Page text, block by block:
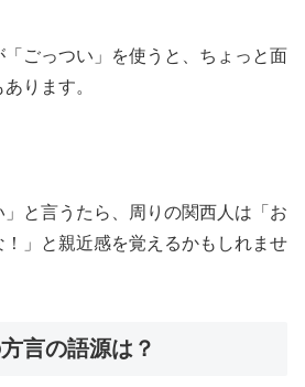
ごっつい」を使うと、ちょっと面
ります。
と言うたら、周りの関西人は「お
」と親近感を覚えるかもしれませ
言の語源は？